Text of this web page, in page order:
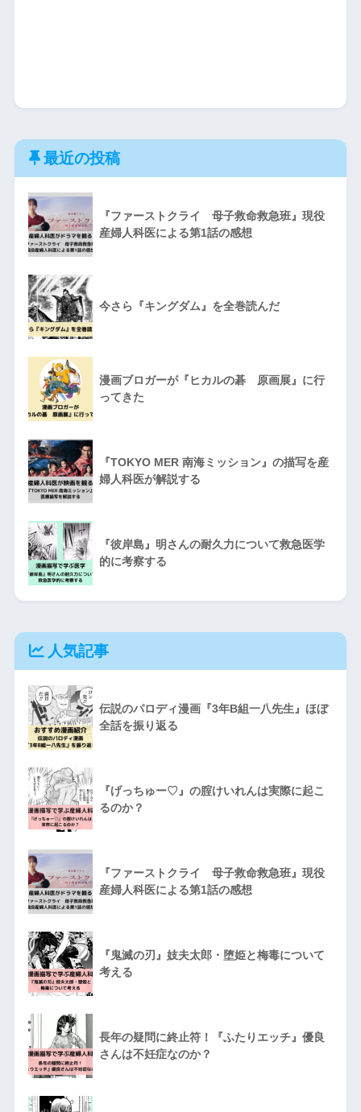
最近の投稿
『ファーストクライ 母子救命救急班』現役
産婦人科医による第1話の感想
今さら『キングダム』を全巻読んだ
漫画ブロガーが『ヒカルの碁 原画展』に行
ってきた
『TOKYO MER 南海ミッション』の描写を産
婦人科医が解説する
『彼岸島』明さんの耐久力について救急医学
的に考察する
人気記事
伝説のパロディ漫画『3年B組一八先生』ほぼ
全話を振り返る
『げっちゅー♡』の腟けいれんは実際に起こ
るのか？
『ファーストクライ 母子救命救急班』現役
産婦人科医による第1話の感想
『鬼滅の刃』妓夫太郎・堕姫と梅毒について
考える
長年の疑問に終止符！『ふたりエッチ』優良
さんは不妊症なのか？